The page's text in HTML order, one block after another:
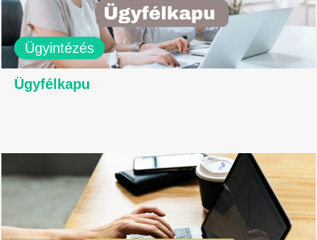
Ügyintézés
Ügyfélkapu